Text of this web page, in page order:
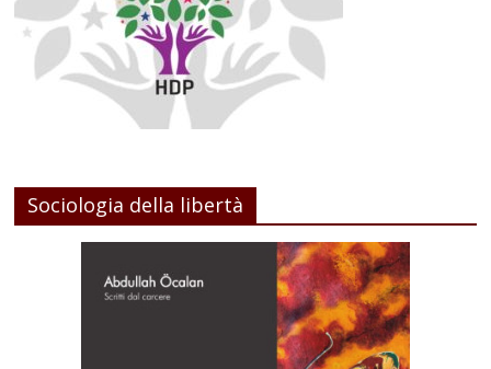
Sociologia della libertà